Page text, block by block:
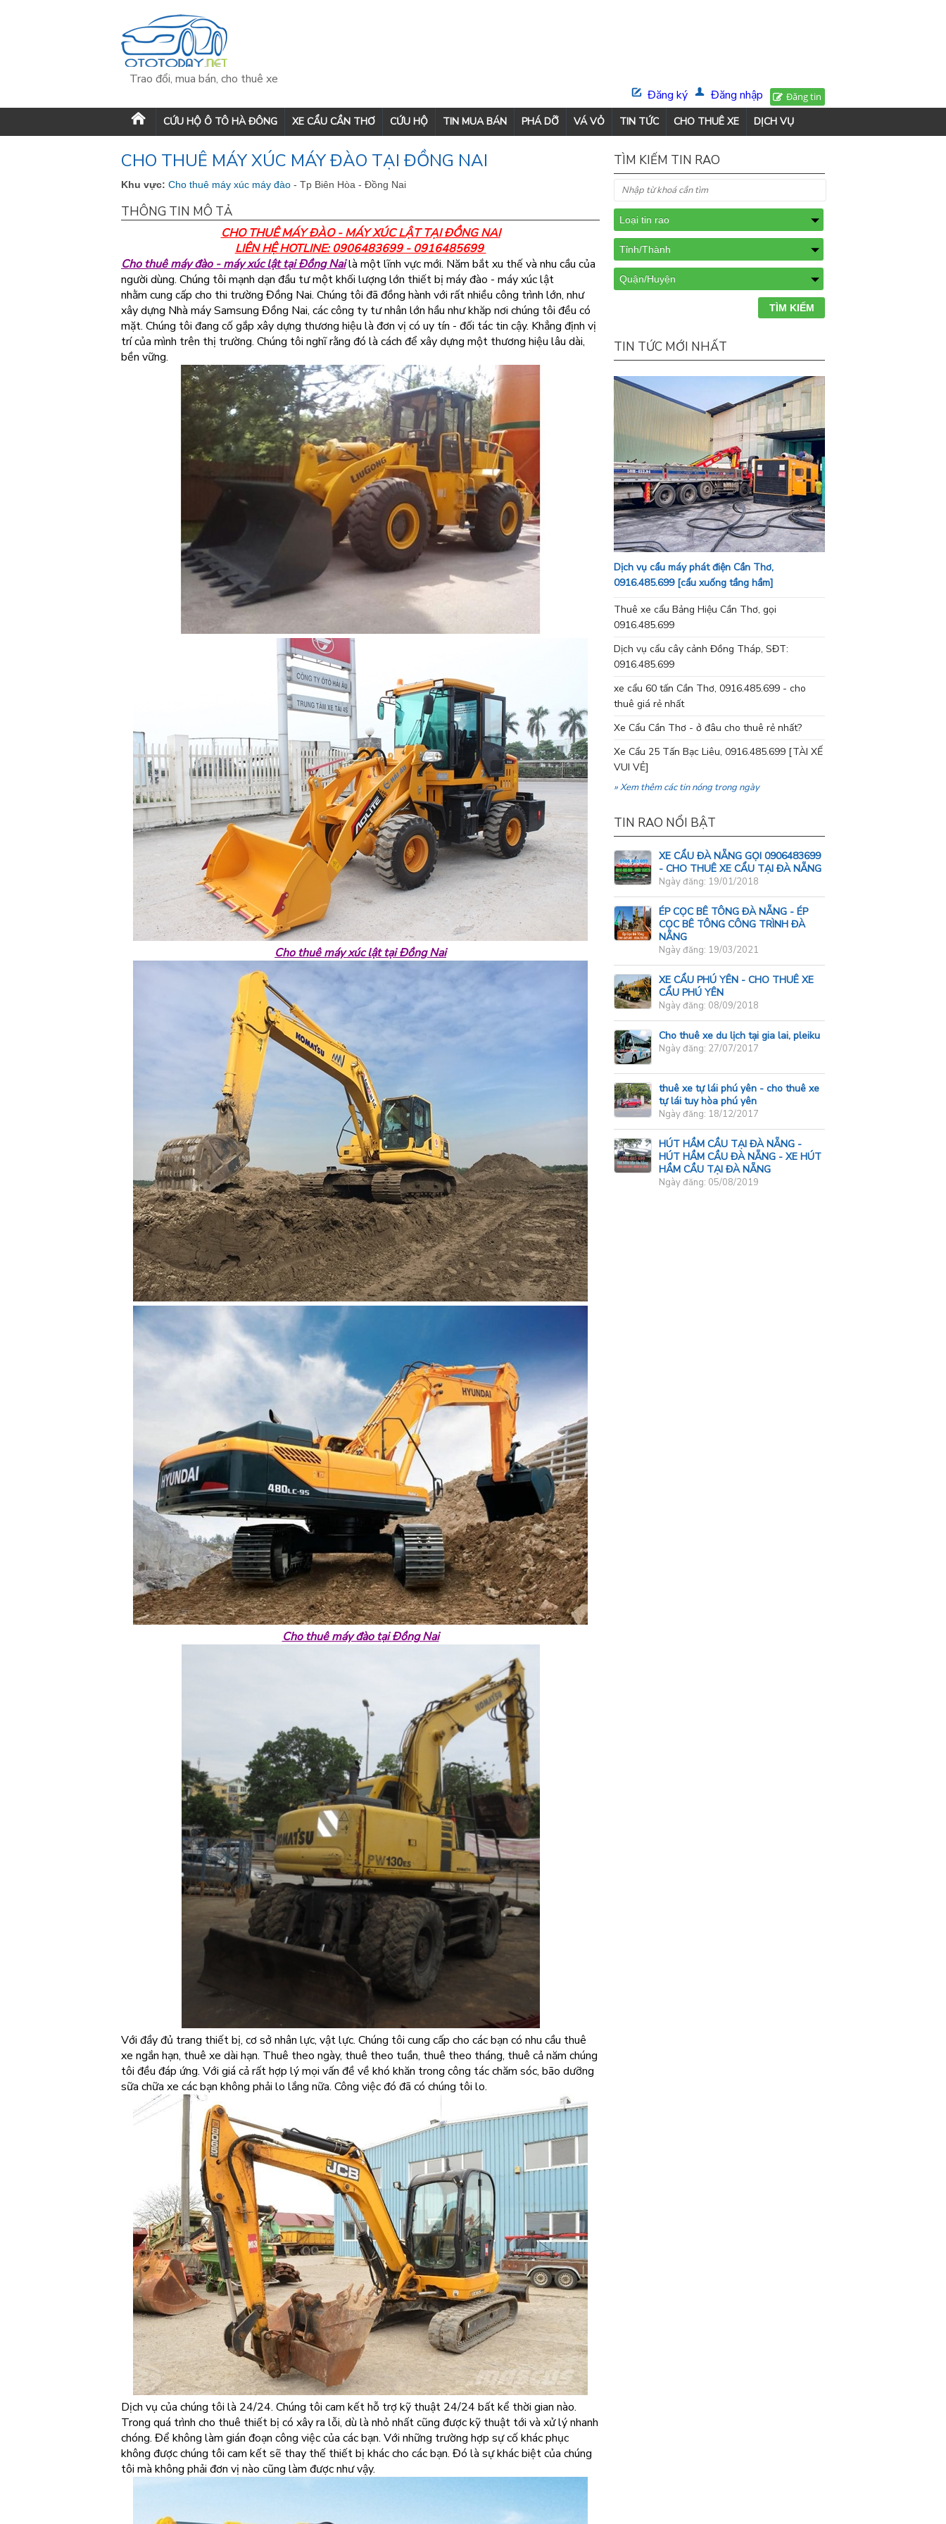
Trao đổi, mua bán, cho thuê xe
Đăng tin
Đăng nhập
Đăng ký
CỨU HỘ Ô TÔ HÀ ĐÔNG XE CẨU CẦN THƠ CỨU HỘ TIN MUA BÁN PHÁ DỠ VÁ VỎ TIN TỨC CHO THUÊ XE DỊCH VỤ
CHO THUÊ MÁY XÚC MÁY ĐÀO TẠI ĐỒNG NAI
Khu vực: Cho thuê máy xúc máy đào - Tp Biên Hòa - Đồng Nai
THÔNG TIN MÔ TẢ
CHO THUÊ MÁY ĐÀO - MÁY XÚC LẬT TẠI ĐỒNG NAI
LIÊN HỆ HOTLINE: 0906483699 - 0916485699
Cho thuê máy đào - máy xúc lật tại Đồng Nailà một lĩnh vực mới. Năm bắt xu thế và nhu cầu của
người dùng. Chúng tôi mạnh dạn đầu tư một khối lượng lớn thiết bị máy đào - máy xúc lật
nhằm cung cấp cho thi trường Đồng Nai. Chúng tôi đã đồng hành với rất nhiều công trình lớn, như
xây dựng Nhà máy Samsung Đồng Nai, các công ty tư nhân lớn hầu như khăp nơi chúng tôi đều có
mặt. Chúng tôi đang cố gắp xây dựng thương hiệu là đơn vị có uy tín - đối tác tin cậy. Khẳng định vị
trí của mình trên thị trường. Chúng tôi nghĩ rằng đó là cách để xây dựng một thương hiệu lâu dài,
bền vững.
Cho thuê máy xúc lật tại Đồng Nai
Cho thuê máy đào tại Đồng Nai
Với đầy đủ trang thiết bị, cơ sở nhân lực, vật lực. Chúng tôi cung cấp cho các bạn có nhu cầu thuê
xe ngắn hạn, thuê xe dài hạn. Thuê theo ngày, thuê theo tuần, thuê theo tháng, thuê cả năm chúng
tôi đều đáp ứng. Với giá cả rất hợp lý mọi vấn đề về khó khăn trong công tác chăm sóc, bão dưỡng
sữa chữa xe các bạn không phải lo lắng nữa. Công việc đó đã có chúng tôi lo.
Dịch vụ của chúng tôi là 24/24. Chúng tôi cam kết hỗ trợ kỹ thuật 24/24 bất kể thời gian nào.
Trong quá trình cho thuê thiết bị có xây ra lỗi, dù là nhỏ nhất cũng được kỹ thuật tới và xử lý nhanh
chóng. Để không làm gián đoạn công việc của các bạn. Với những trường hợp sự cố khác phục
không được chúng tôi cam kết sẽ thay thế thiết bị khác cho các bạn. Đó là sự khác biệt của chúng
tôi mà không phải đơn vị nào cũng làm được như vậy.
TÌM KIẾM TIN RAO
TIN TỨC MỚI NHẤT
Dịch vụ cẩu máy phát điện Cần Thơ,
0916.485.699 [cẩu xuống tầng hầm]
Thuê xe cẩu Bảng Hiệu Cần Thơ, gọi
0916.485.699
Dịch vụ cẩu cây cảnh Đồng Tháp, SĐT:
0916.485.699
xe cẩu 60 tấn Cần Thơ, 0916.485.699 - cho
thuê giá rẻ nhất
Xe Cẩu Cần Thơ - ở đâu cho thuê rẻ nhất?
Xe Cẩu 25 Tấn Bạc Liêu, 0916.485.699 [TÀI XẾ
VUI VẺ]
» Xem thêm các tin nóng trong ngày
TIN RAO NỔI BẬT
XE CẨU ĐÀ NẴNG GỌI 0906483699
- CHO THUÊ XE CẨU TẠI ĐÀ NẴNG
Ngày đăng: 19/01/2018
ÉP CỌC BÊ TÔNG ĐÀ NẴNG - ÉP
CỌC BÊ TÔNG CÔNG TRÌNH ĐÀ
NẴNG
Ngày đăng: 19/03/2021
XE CẨU PHÚ YÊN - CHO THUÊ XE
CẨU PHÚ YÊN
Ngày đăng: 08/09/2018
Cho thuê xe du lịch tại gia lai, pleiku
Ngày đăng: 27/07/2017
thuê xe tự lái phú yên - cho thuê xe
tự lái tuy hòa phú yên
Ngày đăng: 18/12/2017
HÚT HẦM CẦU TẠI ĐÀ NẴNG -
HÚT HẦM CẦU ĐÀ NẴNG - XE HÚT
HẦM CẦU TẠI ĐÀ NẴNG
Ngày đăng: 05/08/2019